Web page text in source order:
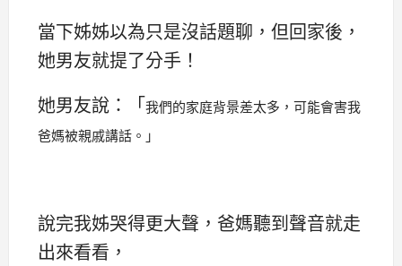
當下姊姊以為只是沒話題聊，但回家後，
她男友就提了分手！
她男友說：「我們的家庭背景差太多，可能會害我
爸媽被親戚講話。」
說完我姊哭得更大聲，爸媽聽到聲音就走
出來看看，